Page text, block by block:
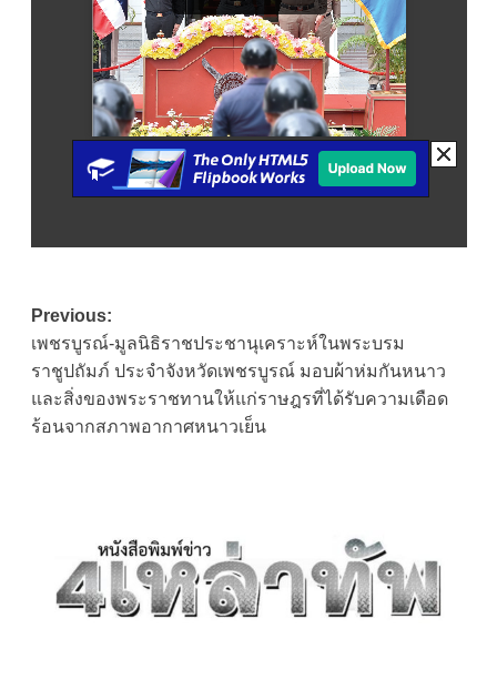
Post
navigation
Previous:
เพชรบูรณ์-มูลนิธิราชประชานุเคราะห์ในพระบรม
ราชูปถัมภ์ ประจำจังหวัดเพชรบูรณ์ มอบผ้าห่มกันหนาว
และสิ่งของพระราชทานให้แก่ราษฎรที่ได้รับความเดือด
ร้อนจากสภาพอากาศหนาวเย็น